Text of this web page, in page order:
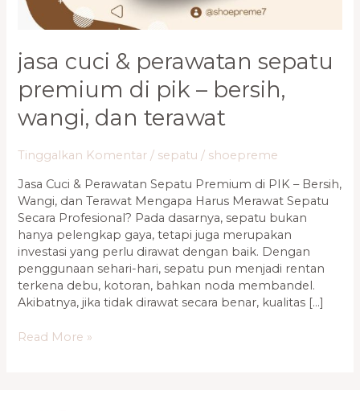
jasa cuci & perawatan sepatu
premium di pik – bersih,
wangi, dan terawat
Tinggalkan Komentar / sepatu / shoepreme
Jasa Cuci & Perawatan Sepatu Premium di PIK – Bersih,
Wangi, dan Terawat Mengapa Harus Merawat Sepatu
Secara Profesional? Pada dasarnya, sepatu bukan
hanya pelengkap gaya, tetapi juga merupakan
investasi yang perlu dirawat dengan baik. Dengan
penggunaan sehari-hari, sepatu pun menjadi rentan
terkena debu, kotoran, bahkan noda membandel.
Akibatnya, jika tidak dirawat secara benar, kualitas […]
Read More »